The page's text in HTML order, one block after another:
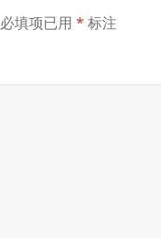
必填项已用* 标注